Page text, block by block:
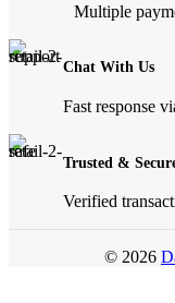
Multiple
Chat With Us
Fast response
Trusted &
Verified
© 2026